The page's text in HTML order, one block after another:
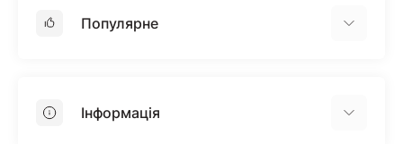
Популярне
ПінопластІнформація